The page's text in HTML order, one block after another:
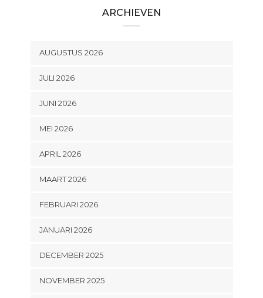
ARCHIEVEN
AUGUSTUS 2026
JULI 2026
JUNI 2026
MEI 2026
APRIL 2026
MAART 2026
FEBRUARI 2026
JANUARI 2026
DECEMBER 2025
NOVEMBER 2025